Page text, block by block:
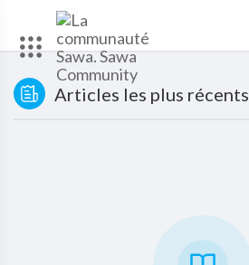
Articles les plus récents